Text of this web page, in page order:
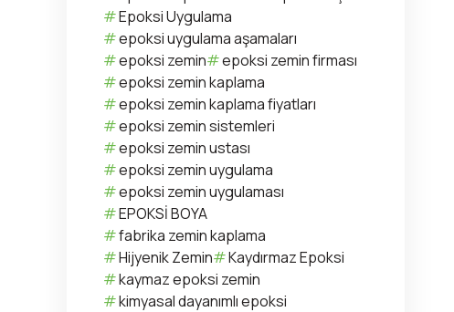
Epoksi Uygulama
epoksi uygulama aşamaları
epoksi zemin
epoksi zemin firması
epoksi zemin kaplama
epoksi zemin kaplama fiyatları
epoksi zemin sistemleri
epoksi zemin ustası
epoksi zemin uygulama
epoksi zemin uygulaması
EPOKSİ BOYA
fabrika zemin kaplama
Hijyenik Zemin
Kaydırmaz Epoksi
kaymaz epoksi zemin
kimyasal dayanımlı epoksi